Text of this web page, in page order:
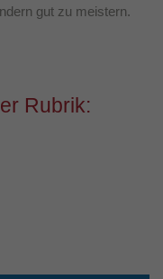
gut zu meistern.
Rubrik: